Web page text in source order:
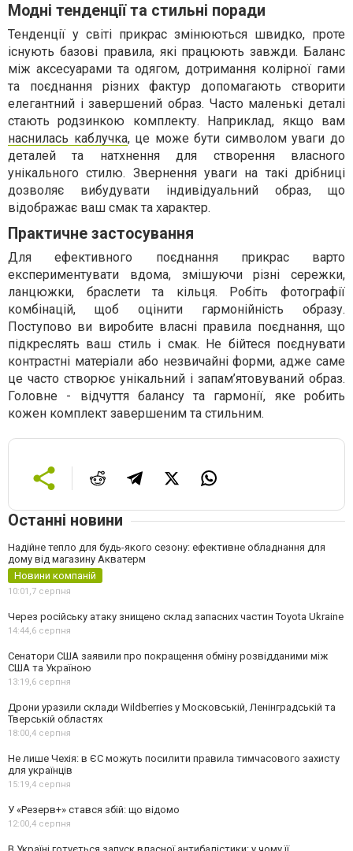
Модні тенденції та стильні поради
Тенденції у світі прикрас змінюються швидко, проте
існують базові правила, які працюють завжди. Баланс
між аксесуарами та одягом, дотримання колірної гами
та поєднання різних фактур допомагають створити
елегантний і завершений образ. Часто маленькі деталі
стають родзинкою комплекту. Наприклад, якщо вам
наснилась каблучка, це може бути символом уваги до
деталей та натхнення для створення власного
унікального стилю. Звернення уваги на такі дрібниці
дозволяє вибудувати індивідуальний образ, що
відображає ваш смак та характер.
Практичне застосування
Для ефективного поєднання прикрас варто
експериментувати вдома, змішуючи різні сережки,
ланцюжки, браслети та кільця. Робіть фотографії
комбінацій, щоб оцінити гармонійність образу.
Поступово ви виробите власні правила поєднання, що
підкреслять ваш стиль і смак. Не бійтеся поєднувати
контрастні матеріали або незвичайні форми, адже саме
це часто створює унікальний і запам’ятовуваний образ.
Головне - відчуття балансу та гармонії, яке робить
кожен комплект завершеним та стильним.
Останні новини
Надійне тепло для будь-якого сезону: ефективне обладнання для
дому від магазину Акватерм
Новини компаній
10:01,7 серпня
Через російську атаку знищено склад запасних частин Toyota Ukraine
14:44,6 серпня
Сенатори США заявили про покращення обміну розвідданими між
США та Україною
13:19,6 серпня
Дрони уразили склади Wildberries у Московській, Ленінградській та
Тверській областях
18:00,4 серпня
Не лише Чехія: в ЄС можуть посилити правила тимчасового захисту
для українців
15:19,4 серпня
У «Резерв+» стався збій: що відомо
12:00,4 серпня